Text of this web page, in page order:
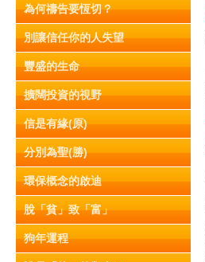
為何禱告要恆切？
別讓信任你的人失望
豐盛的生命
擴闊投資的視野
信是有緣(原)
分別為聖(勝)
環保概念的啟迪
脫「貧」致「富」
狗年運程